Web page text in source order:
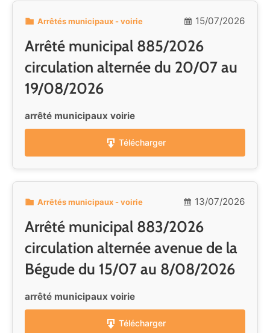
Arrêtés municipaux - voirie 15/07/2026
Arrêté municipal 885/2026
circulation alternée du 20/07 au
19/08/2026
arrêté municipaux voirie
Télécharger
Arrêtés municipaux - voirie 13/07/2026
Arrêté municipal 883/2026
circulation alternée avenue de la
Bégude du 15/07 au 8/08/2026
arrêté municipaux voirie
Télécharger